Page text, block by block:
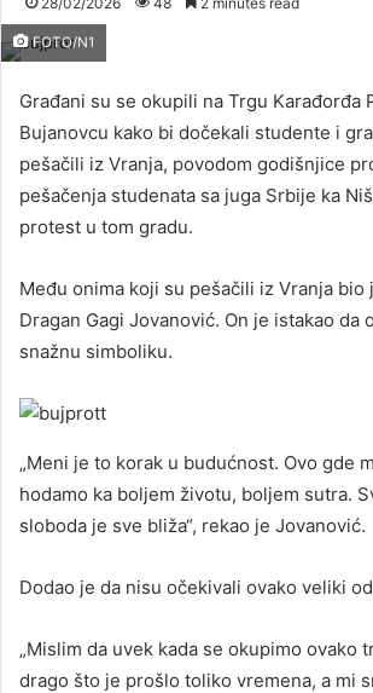
FOTO/N1
Građani su se okupili na Trgu Karađorđa
Bujanovcu kako bi dočekali studente i
pešačili iz Vranja, povodom godišnjice
pešačenja studenata sa juga Srbije ka
protest u tom gradu.
Među onima koji su pešačili iz Vranja bio
Dragan Gagi Jovanović. On je istakao da
snažnu simboliku.
„Meni je to korak u budućnost. Ovo gde
hodamo ka boljem životu, boljem sutra.
sloboda je sve bliža“, rekao je Jovanović.
Dodao je da nisu očekivali ovako veliki
„Mislim da uvek kada se okupimo ovako
drago što je prošlo toliko vremena, a mi